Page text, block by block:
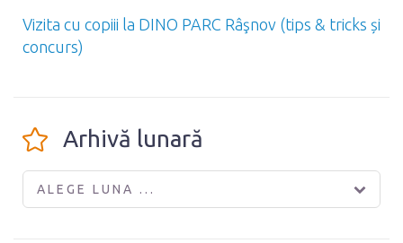
Vizita cu copiii la DINO PARC Râşnov (tips & tricks și
concurs)
Arhivă lunară
ALEGE LUNA ...